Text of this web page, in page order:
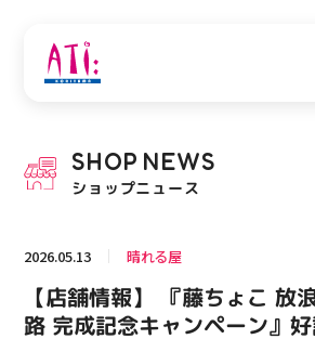
PICK UP NEWS
ピックアップニュース
フロアガイド
SHOP NEWS
ショップニュース
2026.05.13 晴れる屋
【店舗情報】 『藤ちょこ 放
路 完成記念キャンペーン』